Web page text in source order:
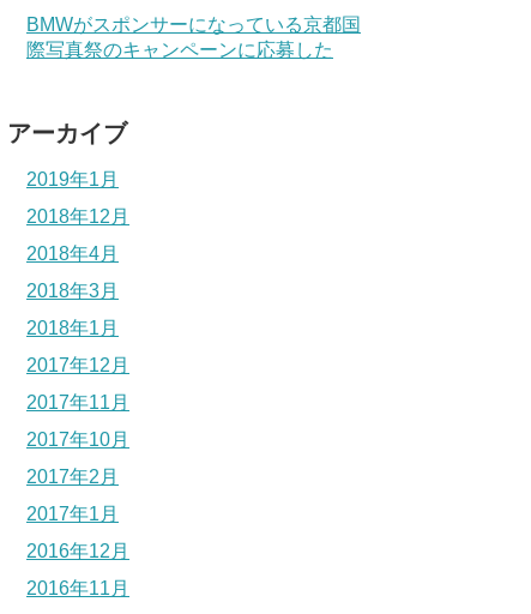
BMWがスポンサーになっている京都国
際写真祭のキャンペーンに応募した
アーカイブ
2019年1月
2018年12月
2018年4月
2018年3月
2018年1月
2017年12月
2017年11月
2017年10月
2017年2月
2017年1月
2016年12月
2016年11月